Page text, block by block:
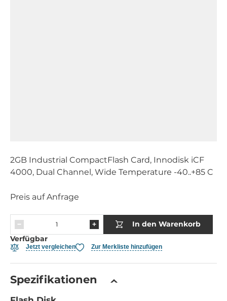
2GB Industrial CompactFlash Card, Innodisk iCF
4000, Dual Channel, Wide Temperature -40..+85 C
Preis auf Anfrage
In den Warenkorb
Verfügbar
Jetzt vergleichen Zur Merkliste hinzufügen
Spezifikationen